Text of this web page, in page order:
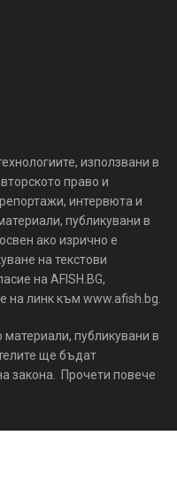
използвани в
право и
интервюта и
публикувани в
ако изрично е
на текстови
на AFISH.BG,
на линк към www.afish.bg.
публикувани в
ще бъдат
закона. Прочети повече